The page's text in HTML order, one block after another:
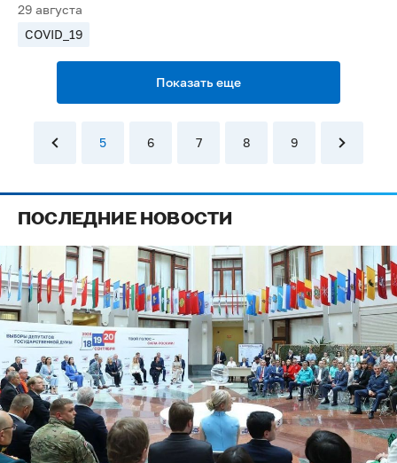
29 августа
COVID_19
Показать еще
5 6 7 8 9
ПОСЛЕДНИЕ НОВОСТИ